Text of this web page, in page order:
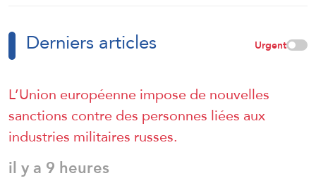
Derniers articles Urgent
L’Union européenne impose de nouvelles
sanctions contre des personnes liées aux
industries militaires russes.
il y a 9 heures